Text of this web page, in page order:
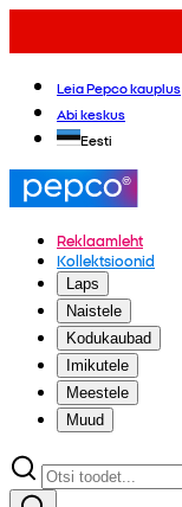
Leia Pepco kauplus
Abi keskus
Eesti
Reklaamleht
Kollektsioonid
Laps
Naistele
Kodukaubad
Imikutele
Meestele
Muud